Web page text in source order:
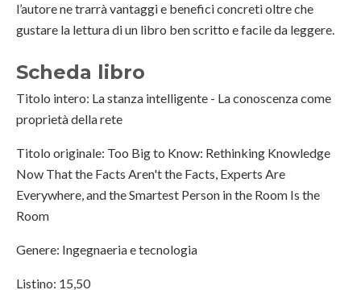
l’autore ne trarrà vantaggi e benefici concreti oltre che
gustare la lettura di un libro ben scritto e facile da leggere.
Scheda libro
Titolo intero: La stanza intelligente - La conoscenza come
proprietà della rete
Titolo originale: Too Big to Know: Rethinking Knowledge
Now That the Facts Aren't the Facts, Experts Are
Everywhere, and the Smartest Person in the Room Is the
Room
Genere: Ingegnaeria e tecnologia
Listino: 15,50